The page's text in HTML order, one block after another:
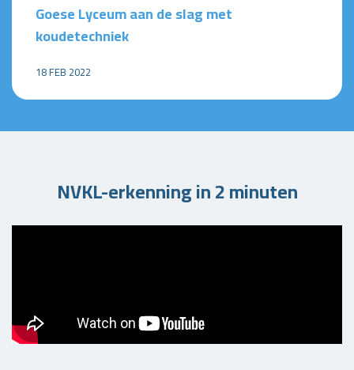
Goese Lyceum aan de slag met
koudetechniek
18 FEB 2022
NVKL-erkenning in 2 minuten